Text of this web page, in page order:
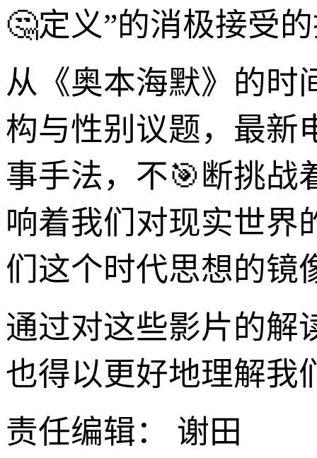
🤔定义”的消极接受
从《奥本海默》的时
构与性别议题，最新
事手法，不🎯断挑战
响着我们对现实世界
们这个时代思想的镜
通过对这些影片的解
也得以更好地理解我
责任编辑： 谢田